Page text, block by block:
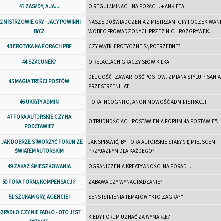
41 ZASADY, A JA... O REGULAMINACH NA FORACH. + ANKIETA
MISTRZOWIE GRY - JACY POWINNI
BYĆ?
NASZE DOŚWIADCZENIA Z MISTRZAMI GRY I
WOBEC PROWADZONYCH PRZEZ NICH ROZGRYWEK.
43 EROTYKA NA FORACH PBF CZY WĄTKI EROTYCZNE SĄ POTRZEBNE?
44 SZACUNEK? O RELACJACH GRACZY SŁÓW KILKA.
45 MAGIA TREŚCI POSTÓW
DŁUGOŚĆ I ZAWARTOŚĆ POSTÓW. ZMIANA STYLU
PRZESTRZENI LAT.
46 UKRYTY ADMIN FORA INCOGNITO, ANONIMOWOŚĆ ADMINISTRACJI.
47 FORA AUTORSKIE CZY NA
PODSTAWIE?
O TRUDNOŚCIACH POSTAWIENIA FORUM NA POSTAWIE".
JAK DOBRZE STWORZYĆ FORUM ZE
ŚWIATEM AUTORSKIM
JAK SPRAWIĆ, BY FORA AUTORSKIE STAŁY SIĘ MIEJSCEM
PRZYJAZNYM DLA KAŻDEGO?
49 ZAKAZ ŚMIESZKOWANIA OGRANICZENIA KREATYWNOŚCI NA FORACH.
50 FORA FORMĄ KOMPENSACJI? ZABAWA CZY WYNAGRADZANIE?
51 SZUKAM GRY, AGENCIE! SENS ISTNIENIA TEMATÓW "KTO ZAGRA?"
PADŁO CZY NIE PADŁO - OTO JEST
KIEDY FORUM UZNAĆ ZA WYMARŁE?